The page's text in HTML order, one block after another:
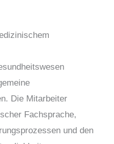
Die Mitarbeiter
Fachsprache,
und den